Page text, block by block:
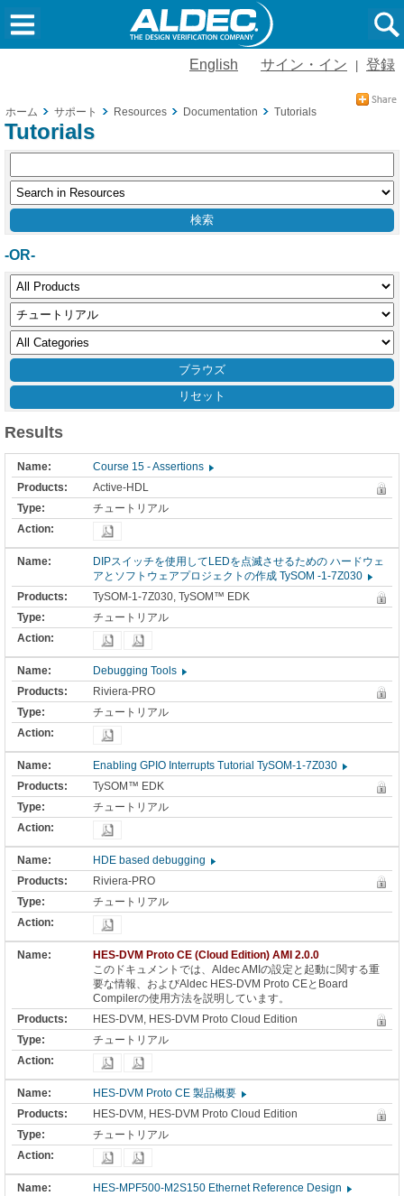
English サイン・イン 登録
ホーム サポート Resources Documentation Tutorials
Tutorials
-OR-
リセット
Results
Course 15 - Assertions
Active-HDL
チュートリアル
DIPスイッチを使用してLEDを点滅させるための ハードウェ
アとソフトウェアプロジェクトの作成 TySOM -1-7Z030
TySOM-1-7Z030, TySOM™ EDK
チュートリアル
Debugging Tools
Riviera-PRO
チュートリアル
Enabling GPIO Interrupts Tutorial TySOM-1-7Z030
TySOM™ EDK
チュートリアル
HDE based debugging
Riviera-PRO
チュートリアル
HES-DVM Proto CE (Cloud Edition) AMI 2.0.0
このドキュメントでは、Aldec AMIの設定と起動に関する重
要な情報、およびAldec HES-DVM Proto CEとBoard
Compilerの使用方法を説明しています。
HES-DVM, HES-DVM Proto Cloud Edition
チュートリアル
HES-DVM Proto CE 製品概要
HES-DVM, HES-DVM Proto Cloud Edition
チュートリアル
HES-MPF500-M2S150 Ethernet Reference Design